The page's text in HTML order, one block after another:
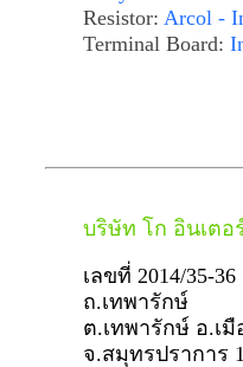
Resistor: Arcol -
Terminal Board:
บริษัท โก อินเตอ
เลขที่ 2014/35-
ถ.เทพารักษ์
ต.เทพารักษ์ อ.เ
จ.สมุทรปราการ